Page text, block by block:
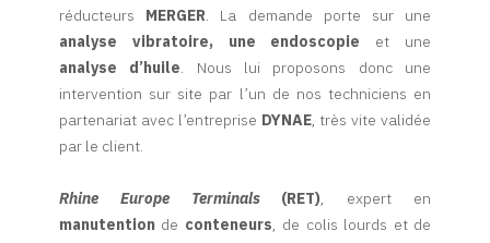
réducteurs MERGER. La demande porte sur une
analyse vibratoire, une endoscopie et une
analyse d’huile. Nous lui proposons donc une
intervention sur site par l’un de nos techniciens en
partenariat avec l’entreprise DYNAE, très vite validée
par le client.
Rhine Europe Terminals(RET), expert en
manutentionde conteneurs, de colis lourds et de